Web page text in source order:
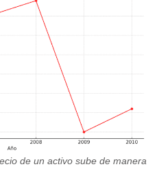
de un activo sube de manera